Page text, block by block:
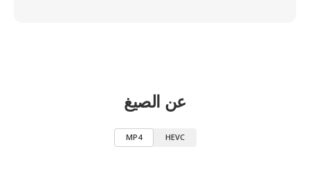
عن الصيغ
MP4 HEVC